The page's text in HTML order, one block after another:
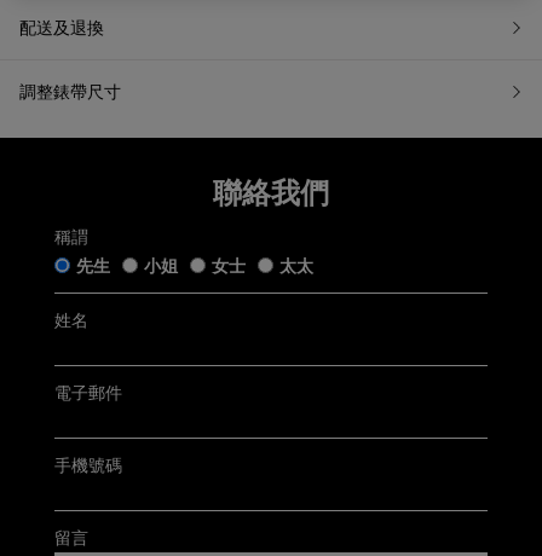
五年保用證
開立日期而定，保養內容詳情請參閱Tudor官方網站)
如果您希望退換貨，請在收到貨品日起計7天內提交退換貨申請
或聯繫我們的客戶服務。所有退回商品都必須處於「原銷售狀
態」。我們收到您的退換貨申請後會盡快跟進。
「原銷售狀態」是指貨品：
未曾佩戴、使用或修改，仍保持銷售時的狀態；及
無任何程度損毁。
電話:+852 2192 3123
有關退貨及換貨詳情，請按此。
配送及退換
調整錶帶尺寸
聯絡我們
稱謂
先生
小姐 女士 太太
姓名
電子郵件
手機號碼
留言